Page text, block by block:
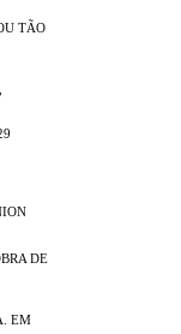
TÃO
DE
EM